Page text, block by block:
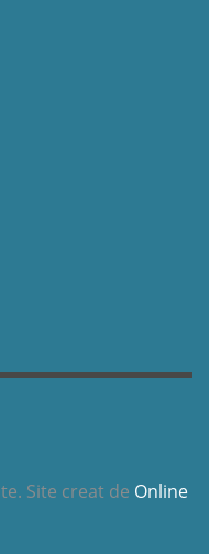
Site creat de Online